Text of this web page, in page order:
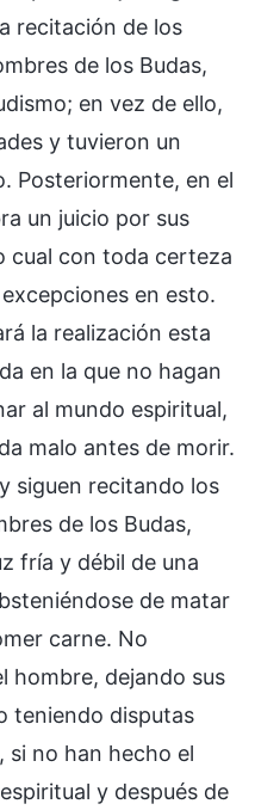
recitación de los
de los Budas,
en vez de ello,
y tuvieron un
Posteriormente, en el
un juicio por sus
cual con toda certeza
en esto.
la realización esta
en la que no hagan
al mundo espiritual,
malo antes de morir.
siguen recitando los
de los Budas,
fría y débil de una
de matar
carne. No
hombre, dejando sus
teniendo disputas
no han hecho el
y después de